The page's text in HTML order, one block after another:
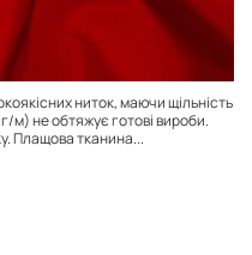
ниток, маючи щільність
м) не обтяжує готові вироби.
Плащова тканина...